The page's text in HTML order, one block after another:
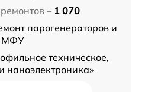
– 1 070
парогенераторов и
МФУ
техническое,
наноэлектроника»